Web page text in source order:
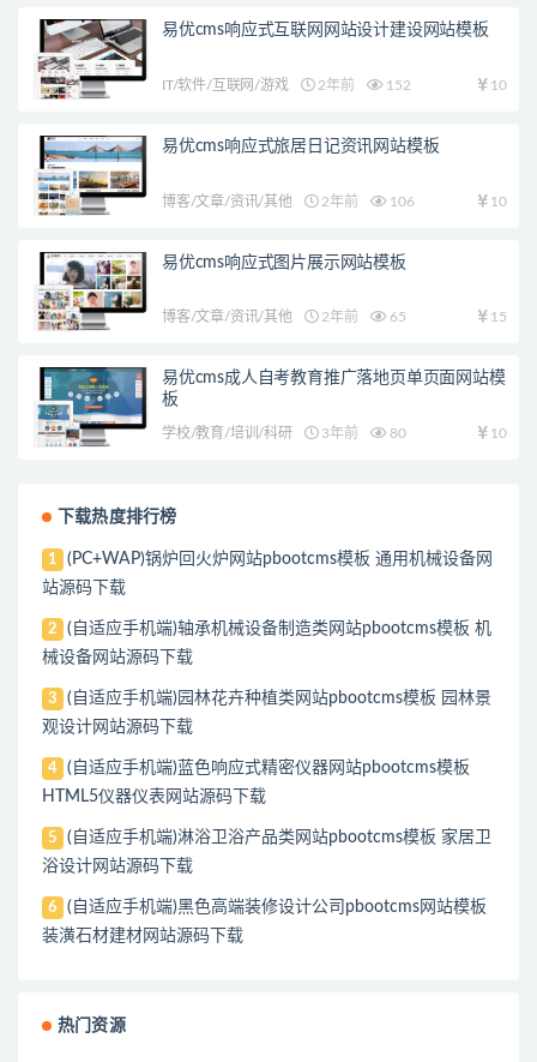
易优cms响应式互联网网站设计建设网站模板
IT/软件/互联网/游戏 2年前 152 10
易优cms响应式旅居日记资讯网站模板
博客/文章/资讯/其他 2年前 106 10
易优cms响应式图片展示网站模板
博客/文章/资讯/其他 2年前 65 15
易优cms成人自考教育推广落地页单页面网站模
板
学校/教育/培训/科研 3年前 80 10
下载热度排行榜
1
(PC+WAP)锅炉回火炉网站pbootcms模板 通用机械设备网
站源码下载
2
(自适应手机端)轴承机械设备制造类网站pbootcms模板 机
械设备网站源码下载
3
(自适应手机端)园林花卉种植类网站pbootcms模板 园林景
观设计网站源码下载
4
(自适应手机端)蓝色响应式精密仪器网站pbootcms模板
HTML5仪器仪表网站源码下载
5
(自适应手机端)淋浴卫浴产品类网站pbootcms模板 家居卫
浴设计网站源码下载
6
(自适应手机端)黑色高端装修设计公司pbootcms网站模板
装潢石材建材网站源码下载
热门资源